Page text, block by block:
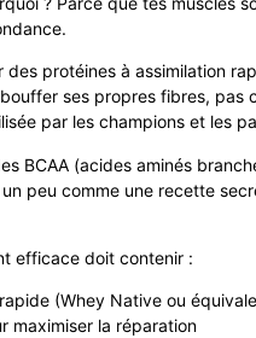
des protéines à assimilation
ses propres fibres, pas
par les champions et les
BCAA (acides aminés
peu comme une recette
efficace doit contenir :
(Whey Native ou
maximiser la réparation